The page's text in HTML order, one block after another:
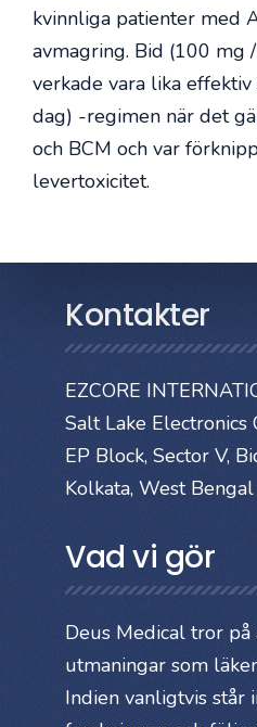
kvinnliga patienter med
avmagring. Bid (100 mg
verkade vara lika
dag) -regimen när det
och BCM och var
levertoxicitet.
Kontakter
EZCORE
Salt Lake Electronics
EP Block, Sector V,
Kolkata, West
Vad vi gör
Deus Medical tror
utmaningar som
Indien vanligtvis står